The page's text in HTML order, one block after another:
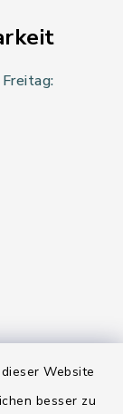
Website
besser zu